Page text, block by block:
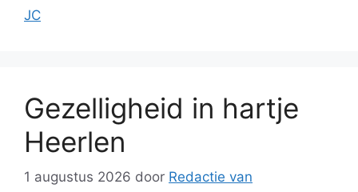
JC
Gezelligheid in hartje
Heerlen
1 augustus 2026 door Redactie van